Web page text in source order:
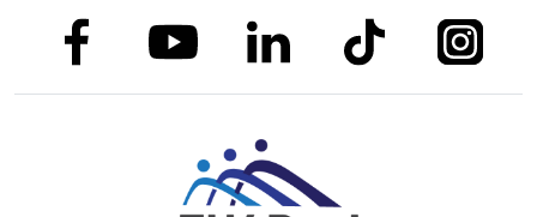
link to facebooklink to youtubelink to linkedinlink to tiktok